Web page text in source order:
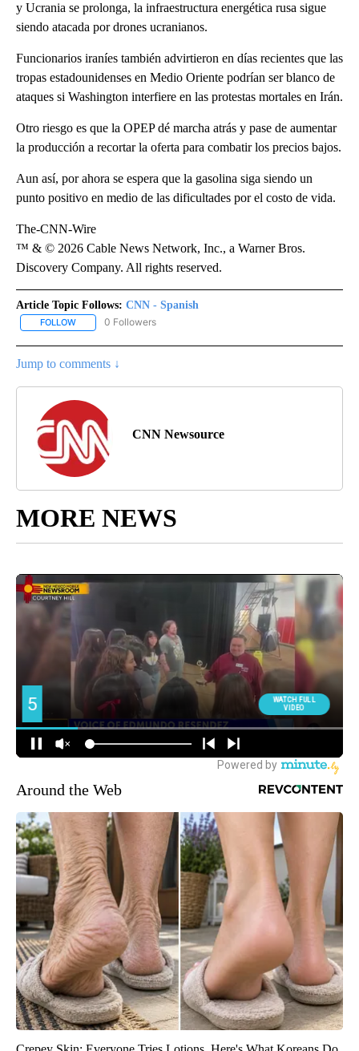
y Ucrania se prolonga, la infraestructura energética rusa sigue
siendo atacada por drones ucranianos.
Funcionarios iraníes también advirtieron en días recientes que las
tropas estadounidenses en Medio Oriente podrían ser blanco de
ataques si Washington interfiere en las protestas mortales en Irán.
Otro riesgo es que la OPEP dé marcha atrás y pase de aumentar
la producción a recortar la oferta para combatir los precios bajos.
Aun así, por ahora se espera que la gasolina siga siendo un
punto positivo en medio de las dificultades por el costo de vida.
The-CNN-Wire
™ & © 2026 Cable News Network, Inc., a Warner Bros.
Discovery Company. All rights reserved.
Article Topic Follows: CNN - Spanish
FOLLOW FOLLOW "CNN - SPANISH" TO RECEIVE NOTIFICATIONS ABOUT
0 Followers
Jump to comments ↓
CNN Newsource
MORE NEWS
Around the Web